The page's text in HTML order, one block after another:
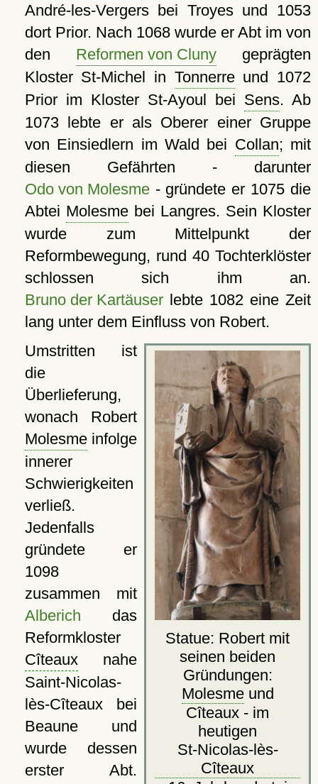
André-les-Vergers bei Troyes und 1053
dort Prior. Nach 1068 wurde er Abt im von
den Reformen von Clunygeprägten
Kloster St-Michel in Tonnerreund 1072
Prior im Kloster St-Ayoul bei Sens. Ab
1073 lebte er als Oberer einer Gruppe
von Einsiedlern im Wald bei Collan; mit
diesen Gefährten - darunter
Odo von Molesme- gründete er 1075 die
Abtei Molesmebei Langres. Sein Kloster
wurde zum Mittelpunkt der
Reformbewegung, rund 40 Tochterklöster
schlossen sich ihm an.
Bruno der Kartäuserlebte 1082 eine Zeit
lang unter dem Einfluss von Robert.
Statue: Robert mit
seinen beiden
Gründungen:
Molesmeund
Cîteaux - im
heutigen
St-Nicolas-lès-
Cîteaux
Umstritten ist
die
Überlieferung,
wonach Robert
Molesmeinfolge
innerer
Schwierigkeiten
verließ.
Jedenfalls
gründete er
1098
zusammen mit
Alberich das
Reformkloster
Cîteauxnahe
Saint-Nicolas-
lès-Cîteaux bei
Beaune und
wurde dessen
erster Abt.